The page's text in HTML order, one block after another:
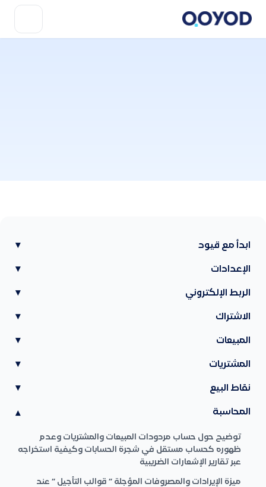
ابدأ مع قيود ▾
الإعدادات ▾
الربط الإلكتروني ▾
الاشتراك ▾
المبيعات ▾
المشتريات ▾
نقاط البيع ▾
المحاسبة ▾
توضيح حول حساب مردودات المبيعات والمشتريات وعدم
ظهوره كحساب مستقل في شجرة الحسابات وكيفية استخراجه
عبر تقارير الإشعارات الضريبية
ميزة الإيرادات والمصروفات المؤجلة ” قوالب التأجيل ” عند